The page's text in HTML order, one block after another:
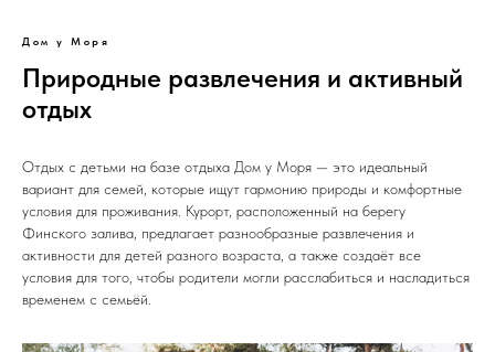
Дом у Моря
Природные развлечения и активный
отдых
Отдых с детьми на базе отдыха Дом у Моря — это идеальный
вариант для семей, которые ищут гармонию природы и комфортные
условия для проживания. Курорт, расположенный на берегу
Финского залива, предлагает разнообразные развлечения и
активности для детей разного возраста, а также создаёт все
условия для того, чтобы родители могли расслабиться и насладиться
временем с семьёй.